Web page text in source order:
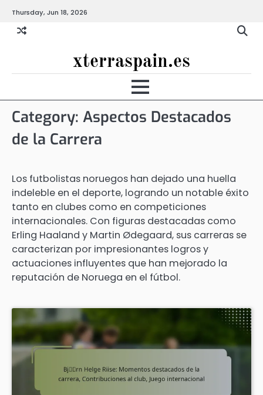
content
Thursday, Jun 18, 2026
xterraspain.es
Category: Aspectos Destacados
de la Carrera
Los futbolistas noruegos han dejado una huella
indeleble en el deporte, logrando un notable éxito
tanto en clubes como en competiciones
internacionales. Con figuras destacadas como
Erling Haaland y Martin Ødegaard, sus carreras se
caracterizan por impresionantes logros y
actuaciones influyentes que han mejorado la
reputación de Noruega en el fútbol.